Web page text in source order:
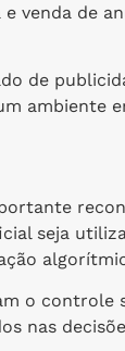
venda de
de
ambiente
seja
o controle
nas